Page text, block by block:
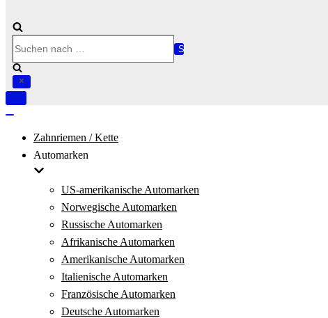
nach …
Navigation
Zahnriemen / Kette
Automarken
US-amerikanische Automarken
Norwegische Automarken
Russische Automarken
Afrikanische Automarken
Amerikanische Automarken
Italienische Automarken
Französische Automarken
Deutsche Automarken